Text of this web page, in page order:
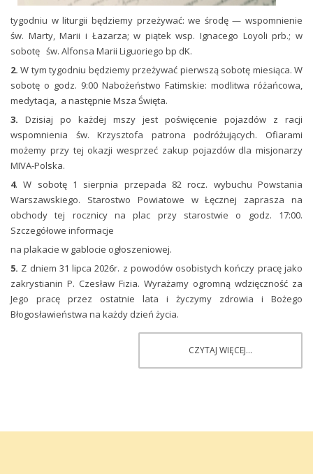
tygodniu w liturgii będziemy przeżywać: we środę — wspomnienie
św. Marty, Marii i Łazarza; w piątek wsp. Ignacego Loyoli prb.; w
sobotę św. Alfonsa Marii Liguoriego bp dK.
2. W tym tygodniu będziemy przeżywać pierwszą sobotę miesiąca. W
sobotę o godz. 9:00 Nabożeństwo Fatimskie: modlitwa różańcowa,
medytacja, a następnie Msza Święta.
3. Dzisiaj po każdej mszy jest poświęcenie pojazdów z racji
wspomnienia św. Krzysztofa patrona podróżujących. Ofiarami
możemy przy tej okazji wesprzeć zakup pojazdów dla misjonarzy
MIVA-Polska.
4. W sobotę 1 sierpnia przepada 82 rocz. wybuchu Powstania
Warszawskiego. Starostwo Powiatowe w Łęcznej zaprasza na
obchody tej rocznicy na plac przy starostwie o godz. 17:00.
Szczegółowe informacje
na plakacie w gablocie ogłoszeniowej.
5. Z dniem 31 lipca 2026r. z powodów osobistych kończy pracę jako
zakrystianin P. Czesław Fizia. Wyrażamy ogromną wdzięczność za
Jego pracę przez ostatnie lata i życzymy zdrowia i Bożego
Błogosławieństwa na każdy dzień życia.
CZYTAJ WIĘCEJ...